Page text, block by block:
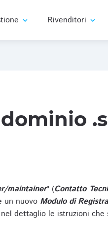
expand_more Rivenditori expand_more
maintainer" (Contatto
un nuovo Modulo di
dettaglio le istruzioni che